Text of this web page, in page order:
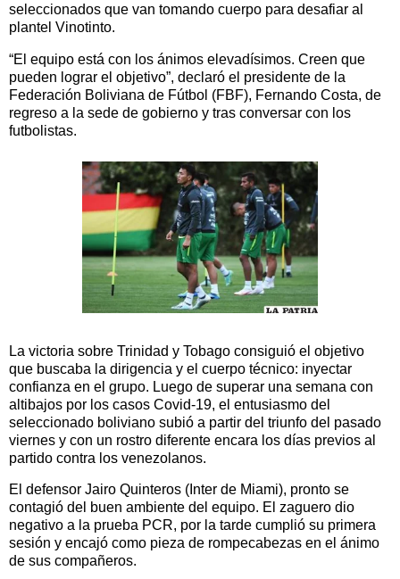
seleccionados que van tomando cuerpo para desafiar al
plantel Vinotinto.
“El equipo está con los ánimos elevadísimos. Creen que
pueden lograr el objetivo”, declaró el presidente de la
Federación Boliviana de Fútbol (FBF), Fernando Costa, de
regreso a la sede de gobierno y tras conversar con los
futbolistas.
La victoria sobre Trinidad y Tobago consiguió el objetivo
que buscaba la dirigencia y el cuerpo técnico: inyectar
confianza en el grupo. Luego de superar una semana con
altibajos por los casos Covid-19, el entusiasmo del
seleccionado boliviano subió a partir del triunfo del pasado
viernes y con un rostro diferente encara los días previos al
partido contra los venezolanos.
El defensor Jairo Quinteros (Inter de Miami), pronto se
contagió del buen ambiente del equipo. El zaguero dio
negativo a la prueba PCR, por la tarde cumplió su primera
sesión y encajó como pieza de rompecabezas en el ánimo
de sus compañeros.